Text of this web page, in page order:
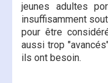
jeunes adultes
insuffisamment
pour être
aussi trop
ils ont besoin.